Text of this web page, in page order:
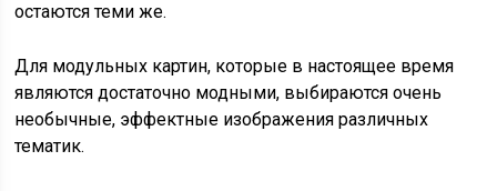
остаются теми же.
Для модульных картин, которые в настоящее время
являются достаточно модными, выбираются очень
необычные, эффектные изображения различных
тематик.